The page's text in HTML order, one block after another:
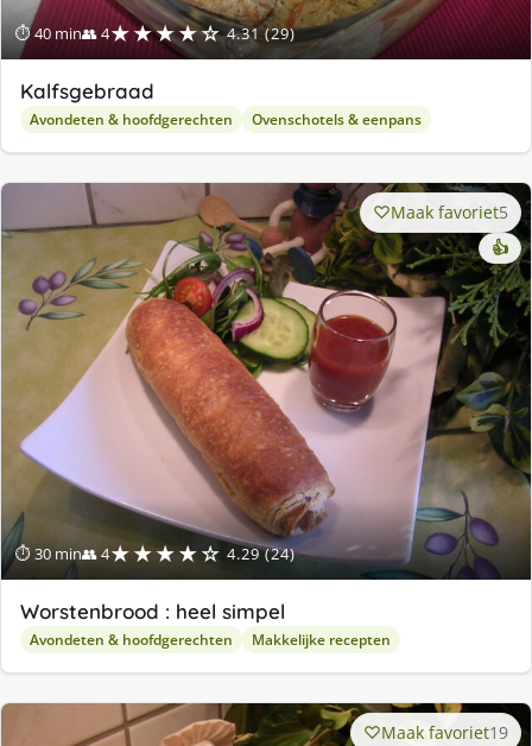
⏱ 40 min👥 4★★★★☆ 4.31 (29)
Kalfsgebraad
Avondeten & hoofdgerechten Ovenschotels & eenpans
⏱ 30 min👥 4★★★★☆ 4.29 (24)
Maak favoriet5
👍
Worstenbrood : heel simpel
Avondeten & hoofdgerechten Makkelijke recepten
Maak favoriet19